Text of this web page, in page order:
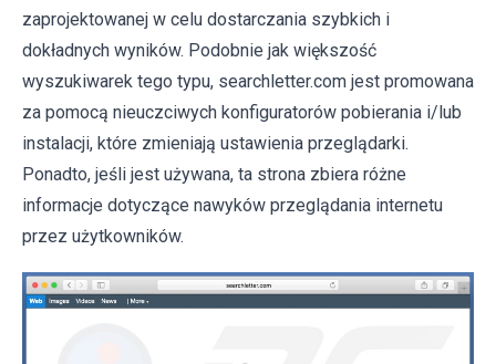
zaprojektowanej w celu dostarczania szybkich i
dokładnych wyników. Podobnie jak większość
wyszukiwarek tego typu, searchletter.com jest promowana
za pomocą nieuczciwych konfiguratorów pobierania i/lub
instalacji, które zmieniają ustawienia przeglądarki.
Ponadto, jeśli jest używana, ta strona zbiera różne
informacje dotyczące nawyków przeglądania internetu
przez użytkowników.